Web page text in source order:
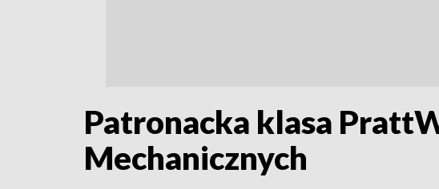
Patronacka klasa
Mechanicznych